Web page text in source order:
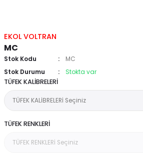
EKOL VOLTRAN
MC
Stok Kodu
MC
Stok Durumu
Stokta var
TÜFEK KALİBRELERİ
TÜFEK RENKLERİ